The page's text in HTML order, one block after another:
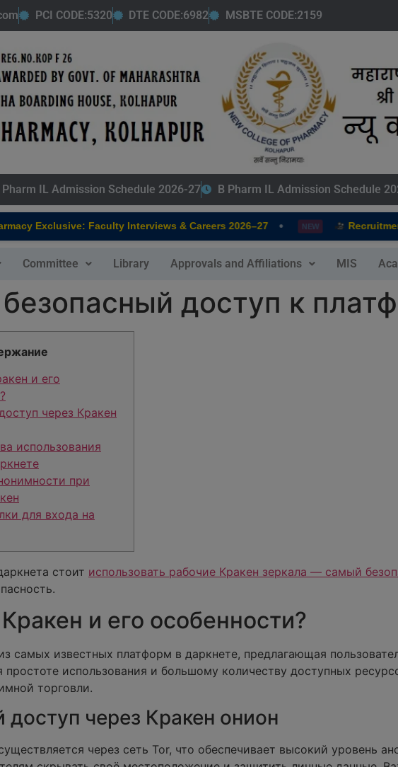
PCI CODE:5320 DTE CODE:6982 MSBTE CODE:2159
Pharm IL Admission Schedule 2026-27 B Pharm IL Admission Schedule
Exclusive: Faculty Interviews & Careers 2026–27 • Recruitment-
Committee Library Approvals and Affiliations MIS
доступ к
и его
через Кракен
использования
при
для входа на
стоит использовать рабочие Кракен зеркала — самый
и его особенности?
самых известных платформ в даркнете, предлагающая
простоте использования и большому количеству доступных
торговли.
доступ через Кракен онион
через сеть Tor, что обеспечивает высокий уровень